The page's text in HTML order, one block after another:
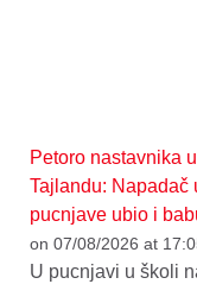
Petoro nastavnika
Tajlandu: Napadač
pucnjave ubio i
on 07/08/2026 at
U pucnjavi u školi